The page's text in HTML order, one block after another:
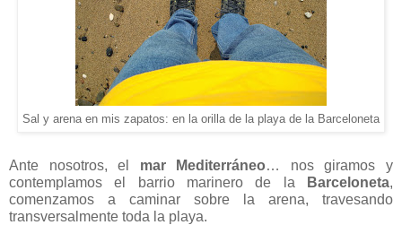
Sal y arena en mis zapatos: en la orilla de la playa de la Barceloneta
Ante nosotros, el mar Mediterráneo… nos giramos y
contemplamos el barrio marinero de la
Barceloneta,
comenzamos a caminar sobre la arena, travesando
transversalmente toda la playa.